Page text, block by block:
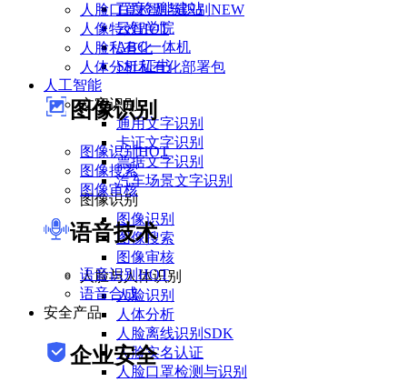
人脸口罩检测与识别 NEW
人像特效HOT
人脸私有化
人体分析私有化部署包
图像识别
图像识别HOT
图像搜索
图像审核
语音技术
语音识别 HOT
语音合成
安全产品
企业安全
百度智能建站
云智学院
ABC一体机
SSL证书
人工智能
文字识别
通用文字识别
卡证文字识别
票据文字识别
汽车场景文字识别
图像识别
图像识别
图像搜索
图像审核
人脸与人体识别
人脸识别
人体分析
人脸离线识别SDK
人脸实名认证
人脸口罩检测与识别